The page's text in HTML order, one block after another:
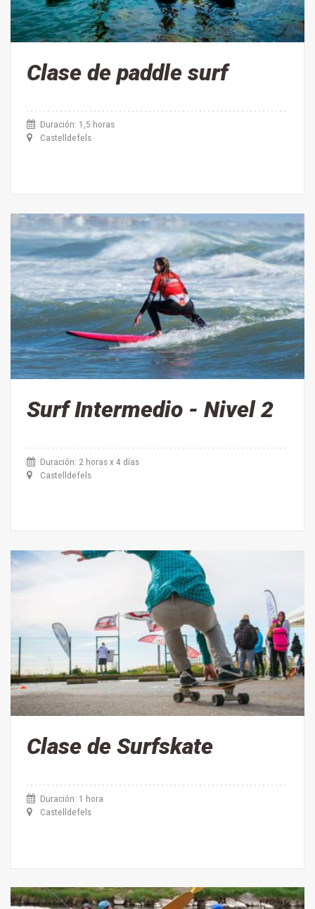
Clase de paddle surf
Duración: 1,5 horas
Castelldefels
Surf Intermedio - Nivel 2
Duración: 2 horas x 4 días
Castelldefels
Clase de Surfskate
Duración: 1 hora
Castelldefels